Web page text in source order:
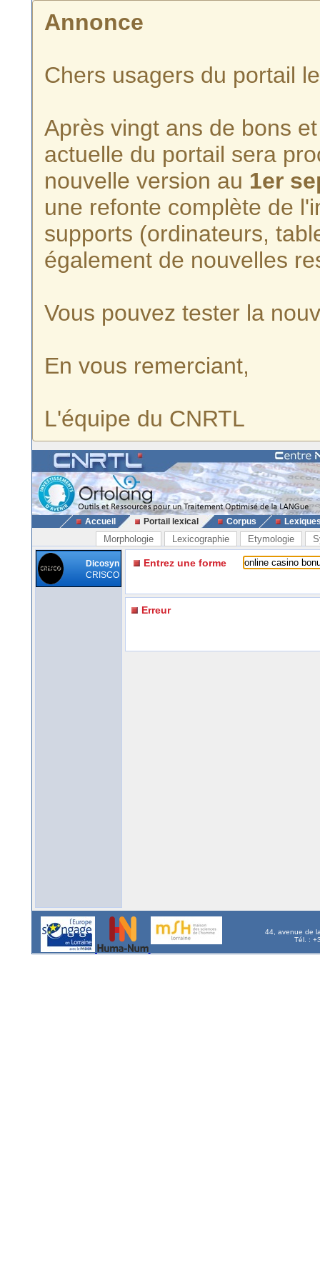
Annonce
Chers usagers du portail
Après vingt ans de bons
actuelle du portail sera
nouvelle version au 1er
une refonte complète de
supports (ordinateurs,
également de nouvelles
Vous pouvez tester la
En vous remerciant,
L'équipe du CNRTL
Accueil Portail lexical Corpus
Morphologie Lexicographie Etymologie
Dicosyn
CRISCO
Entrez une forme
Erreur
44, avenue de
Tél. :